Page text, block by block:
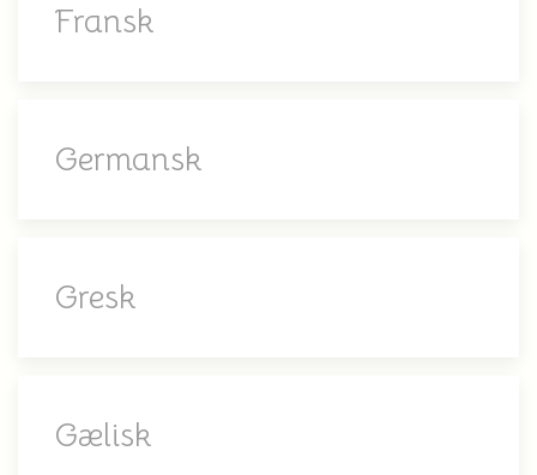
Fransk
Germansk
Gresk
Gælisk